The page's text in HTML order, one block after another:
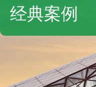
经典案例